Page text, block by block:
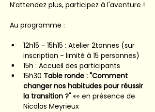
N’attendez plus, participez à l'aventure !
Au programme :
12h15 - 15h15 : Atelier 2tonnes (sur
inscription - limité à 15 personnes)
15h : Accueil des participants
15h30 Table ronde : "Comment
changer nos habitudes pour réussir
la transition ?" 👀 en présence de
Nicolas Meyrieux